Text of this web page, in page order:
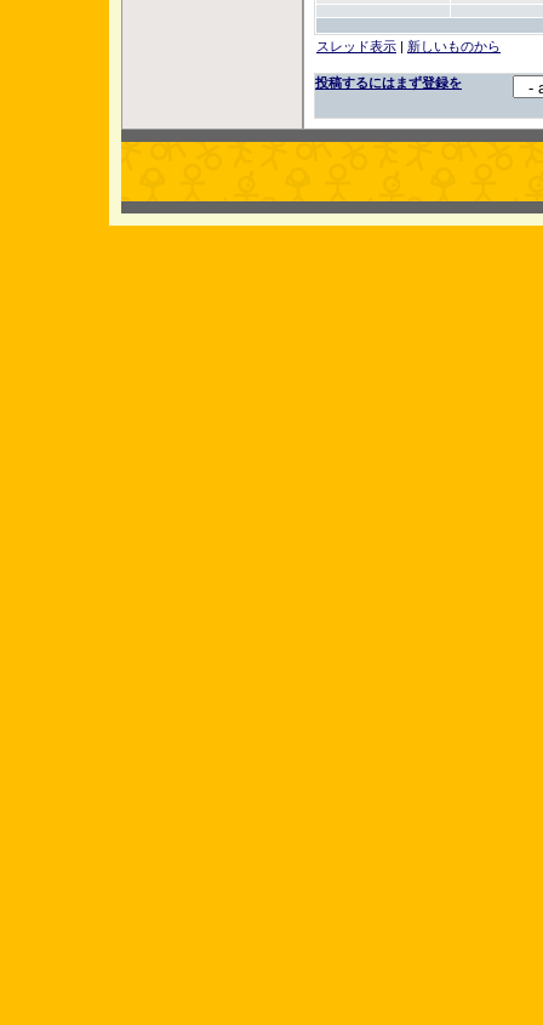
スレッド表示 | 新しいものから
投稿するにはまず登録を